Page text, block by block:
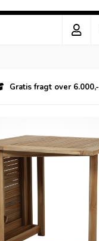
Gratis fragt over 6.000,-